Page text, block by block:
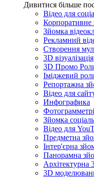
Дивитися більше
Відео для
Корпоративне
Зйомка
Рекламний
Створення
3D візуалізація
3D Промо
Іміджевий
Репортажна
Відео для
Инфографика
Зйомка
Відео для
Предметна
Інтер'єрна
Панорамна
Архітектурна
3D